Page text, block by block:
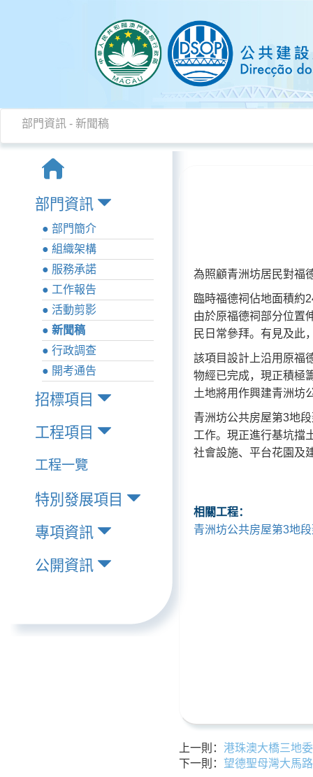
部門資訊 - 新聞稿
部門資訊
● 部門簡介
● 組織架構
● 服務承諾
● 工作報告
● 活動剪影
● 新聞稿
● 行政調查
● 開考通告
招標項目
工程項目
工程一覽
特別發展項目
專項資訊
公開資訊
為照顧青洲坊居民對福
臨時福德祠佔地面積約
由於原福德祠部分位置
民日常參拜。有見及此
該項目設計上沿用原福
物經已完成，現正積極
土地將用作興建青洲坊
青洲坊公共房屋第3地
工作。現正進行基坑擋
社會設施、平台花園及
相關工程：
青洲坊公共房屋第3地
上一則： 港珠澳大橋三地
下一則： 望德聖母灣大馬